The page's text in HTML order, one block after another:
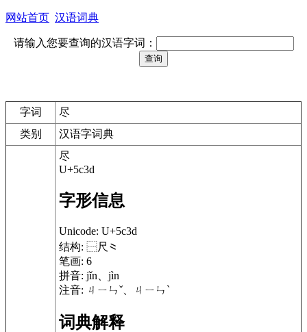
网站首页 汉语词典
请输入您要查询的汉语字词：
字词
尽
类别
汉语字词典
尽
U+5c3d
字形信息
Unicode: U+5c3d
结构: ⿱尺⺀
笔画: 6
拼音: jǐn、jìn
注音: ㄐㄧㄣˇ、ㄐㄧㄣˋ
词典解释